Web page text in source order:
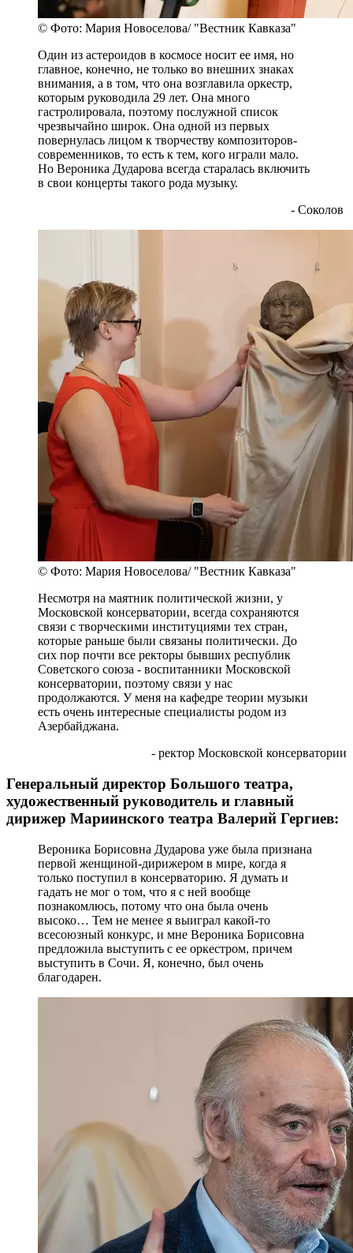
© Фото: Мария Новоселова/ "Вестник Кавказа"
Один из астероидов в космосе носит ее имя, но
главное, конечно, не только во внешних знаках
внимания, а в том, что она возглавила оркестр,
которым руководила 29 лет. Она много
гастролировала, поэтому послужной список
чрезвычайно широк. Она одной из первых
повернулась лицом к творчеству композиторов-
современников, то есть к тем, кого играли мало.
Но Вероника Дударова всегда старалась включить
в свои концерты такого рода музыку.
- Соколов
© Фото: Мария Новоселова/ "Вестник Кавказа"
Несмотря на маятник политической жизни, у
Московской консерватории, всегда сохраняются
связи с творческими институциями тех стран,
которые раньше были связаны политически. До
сих пор почти все ректоры бывших республик
Советского союза - воспитанники Московской
консерватории, поэтому связи у нас
продолжаются. У меня на кафедре теории музыки
есть очень интересные специалисты родом из
Азербайджана.
- ректор Московской консерватории
Генеральный директор Большого театра,
художественный руководитель и главный
дирижер Мариинского театра Валерий Гергиев:
Вероника Борисовна Дударова уже была признана
первой женщиной-дирижером в мире, когда я
только поступил в консерваторию. Я думать и
гадать не мог о том, что я с ней вообще
познакомлюсь, потому что она была очень
высоко… Тем не менее я выиграл какой-то
всесоюзный конкурс, и мне Вероника Борисовна
предложила выступить с ее оркестром, причем
выступить в Сочи. Я, конечно, был очень
благодарен.